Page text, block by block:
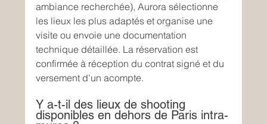
ambiance recherchée), Aurora sélectionne
les lieux les plus adaptés et organise une
visite ou envoie une documentation
technique détaillée. La réservation est
confirmée à réception du contrat signé et du
versement d'un acompte.
Y a-t-il des lieux de shooting
disponibles en dehors de Paris intra-